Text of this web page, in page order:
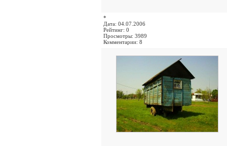
*
Дата: 04.07.2006
Рейтинг: 0
Просмотры: 3989
Комментарии: 8